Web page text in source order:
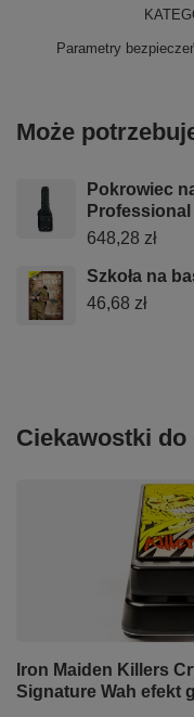
Parametry
Może
Pokrowiec
648,28 zł
Szkoła na
46,68 zł
Ciekawostki do
Iron Maiden Killers
Signature Wah efekt